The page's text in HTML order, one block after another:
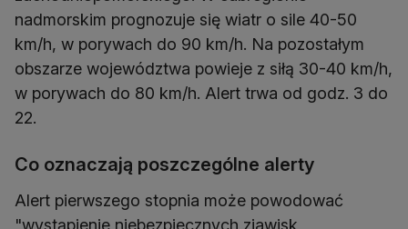
nadmorskim prognozuje się wiatr o sile 40-50
km/h, w porywach do 90 km/h. Na pozostałym
obszarze województwa powieje z siłą 30-40 km/h,
w porywach do 80 km/h. Alert trwa od godz. 3 do
22.
Co oznaczają poszczególne alerty
Alert pierwszego stopnia może powodować
"wystąpienie niebezpiecznych zjawisk